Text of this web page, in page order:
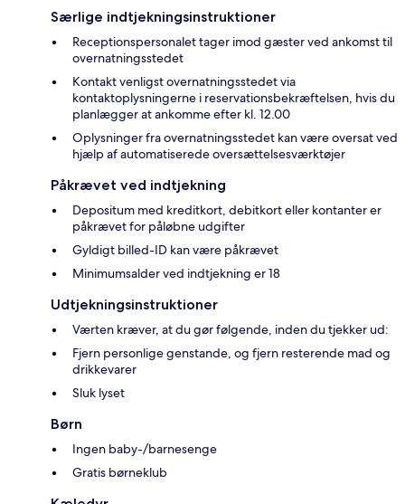
Særlige indtjekningsinstruktioner
Receptionspersonalet tager imod gæster ved ankomst til
overnatningsstedet
Kontakt venligst overnatningsstedet via
kontaktoplysningerne i reservationsbekræftelsen, hvis du
planlægger at ankomme efter kl. 12.00
Oplysninger fra overnatningsstedet kan være oversat ved
hjælp af automatiserede oversættelsesværktøjer
Påkrævet ved indtjekning
Depositum med kreditkort, debitkort eller kontanter er
påkrævet for påløbne udgifter
Gyldigt billed-ID kan være påkrævet
Minimumsalder ved indtjekning er 18
Udtjekningsinstruktioner
Værten kræver, at du gør følgende, inden du tjekker ud:
Fjern personlige genstande, og fjern resterende mad og
drikkevarer
Sluk lyset
Børn
Ingen baby-/barnesenge
Gratis børneklub